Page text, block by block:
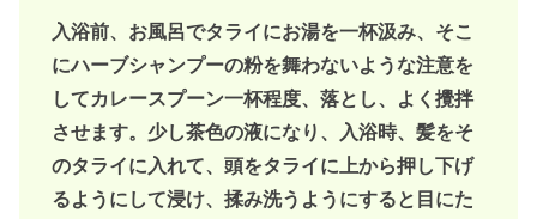
入浴前、お風呂でタライにお湯を一杯汲み、そこ
にハーブシャンプーの粉を舞わないような注意を
してカレースプーン一杯程度、落とし、よく攪拌
させます。少し茶色の液になり、入浴時、髪をそ
のタライに入れて、頭をタライに上から押し下げ
るようにして浸け、揉み洗うようにすると目にた